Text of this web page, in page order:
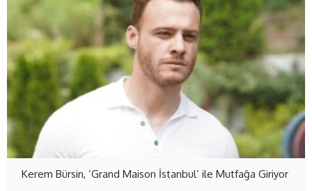
Kerem Bürsin, ‘Grand Maison İstanbul’ ile Mutfağa Giriyor